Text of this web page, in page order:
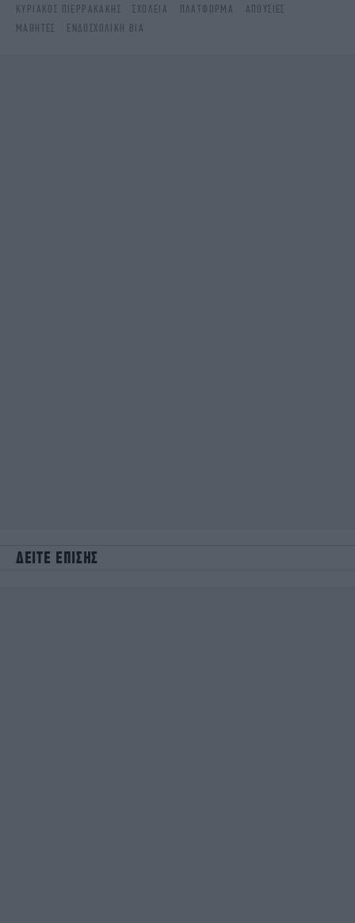
ΚΥΡΙΆΚΟΣ ΠΙΕΡΡΑΚΆΚΗΣ
ΣΧΟΛΕΊΑ ΠΛΑΤΦΌΡΜΑ
ΑΠΟΥΣΊΕΣ
ΜΑΘΗΤΈΣ
ΕΝΔΟΣΧΟΛΙΚΉ ΒΊΑ
ΔΕΙΤΕ ΕΠΙΣΗΣ